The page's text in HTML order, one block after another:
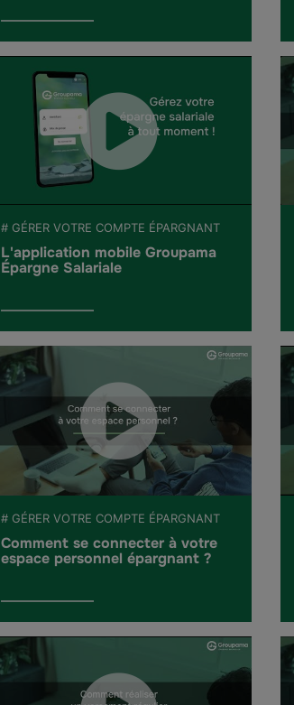
# GÉRER VOTRE COMPTE ÉPARGNANT
L'application mobile Groupama
Épargne Salariale
# GÉRER VOTRE COMPTE ÉPARGNANT
Comment se connecter à votre
espace personnel épargnant ?